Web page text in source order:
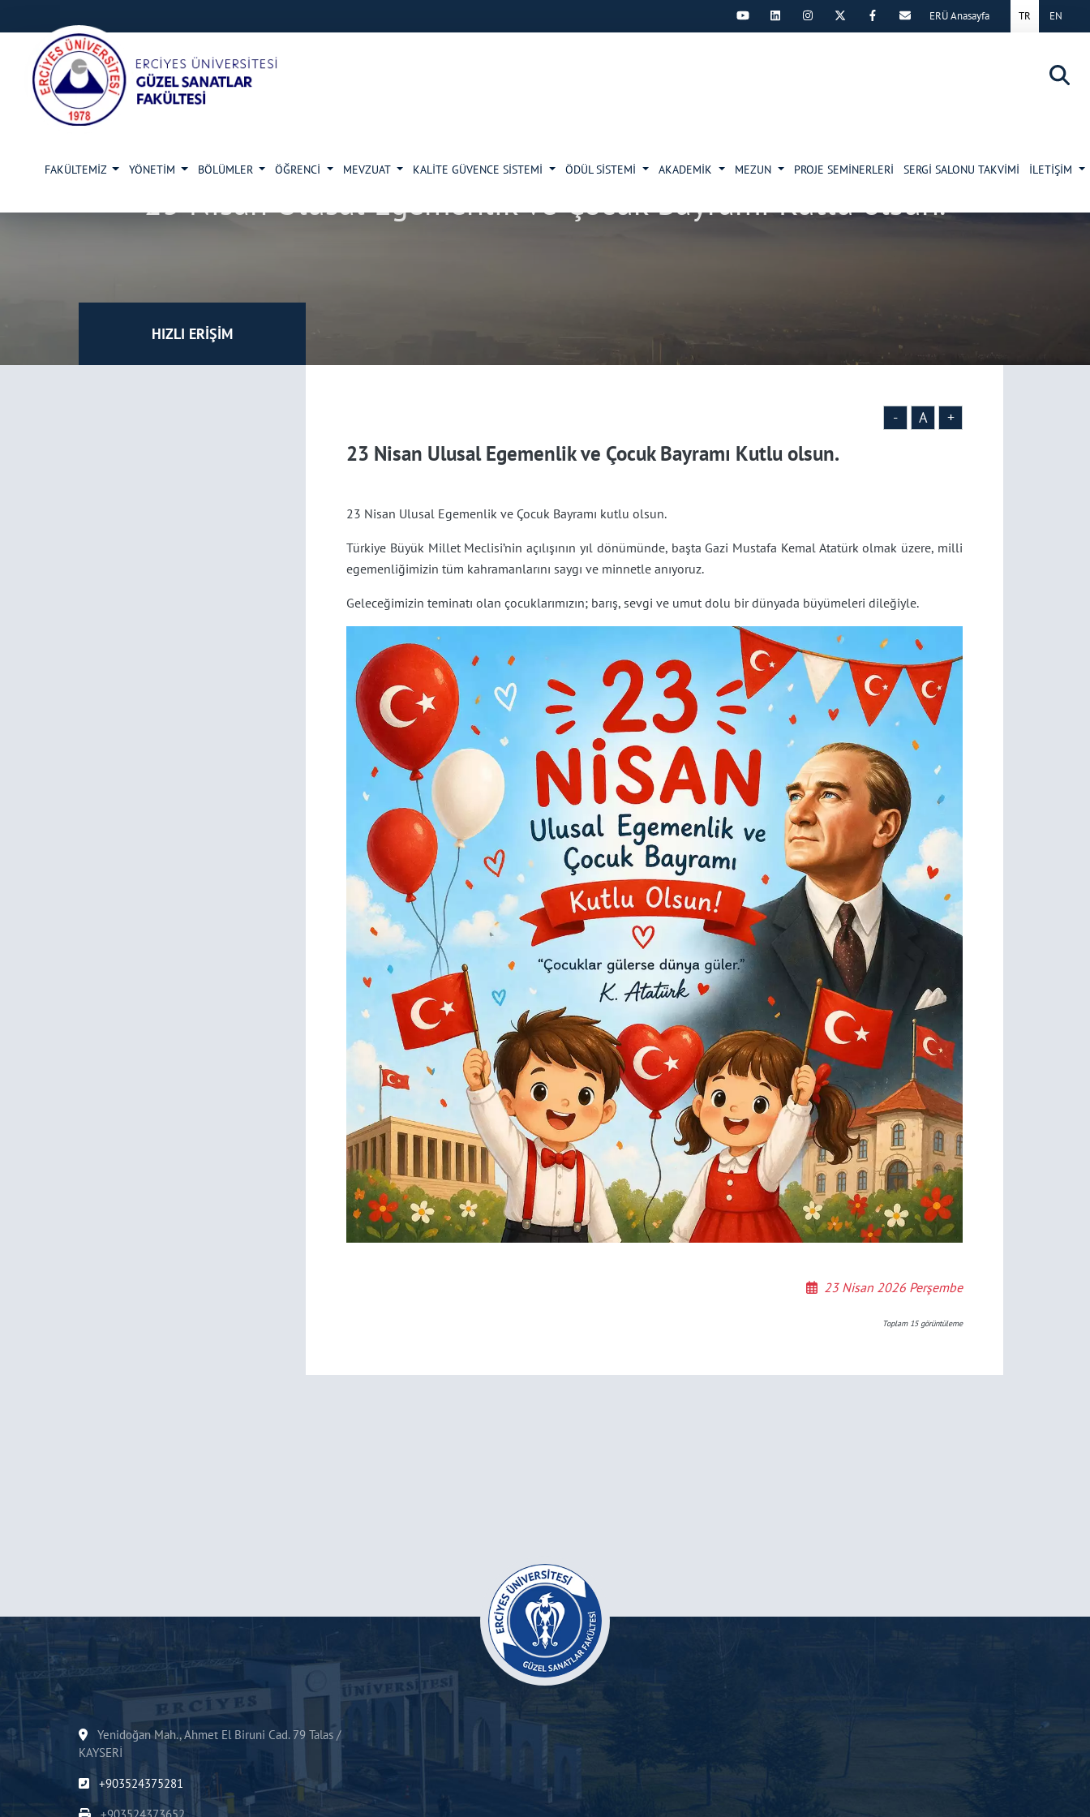
×
TR EN
ERÜ Anasayfa
FAKÜLTEMİZ YÖNETİM BÖLÜMLER ÖĞRENCİ MEVZUAT KALİTE GÜVENCE SİSTEMİ ÖDÜL SİSTEMİ AKADEMİK MEZUN PROJE SEMİNERLERİ SERGİ SALONU TAKVİMİ İLETİŞİM
23 Nisan Ulusal Egemenlik ve Çocuk Bayramı Kutlu olsun.
HIZLI ERİŞİM
- A +
23 Nisan Ulusal Egemenlik ve Çocuk Bayramı Kutlu olsun.
23 Nisan Ulusal Egemenlik ve Çocuk Bayramı kutlu olsun.
Türkiye Büyük Millet Meclisi’nin açılışının yıl dönümünde, başta Gazi Mustafa Kemal Atatürk olmak üzere, milli
egemenliğimizin tüm kahramanlarını saygı ve minnetle anıyoruz.
Geleceğimizin teminatı olan çocuklarımızın; barış, sevgi ve umut dolu bir dünyada büyümeleri dileğiyle.
23 Nisan 2026 Perşembe
Toplam 15görüntüleme
Yenidoğan Mah., Ahmet El Biruni Cad. 79 Talas /
KAYSERİ
+903524375281